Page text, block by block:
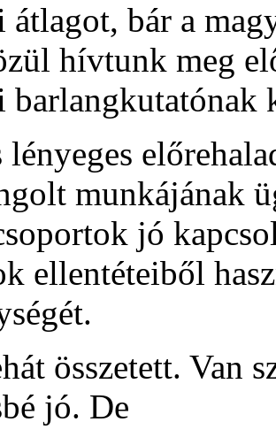
bár a
hívtunk meg
barlangkutatónak
munkájának
jó
ellentéteiből
összetett. Van
jó. De